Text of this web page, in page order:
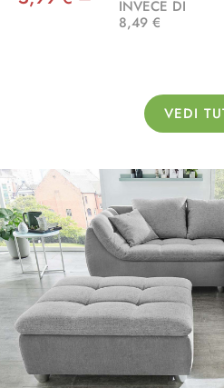
INVECE DI
8,49 €
VEDI